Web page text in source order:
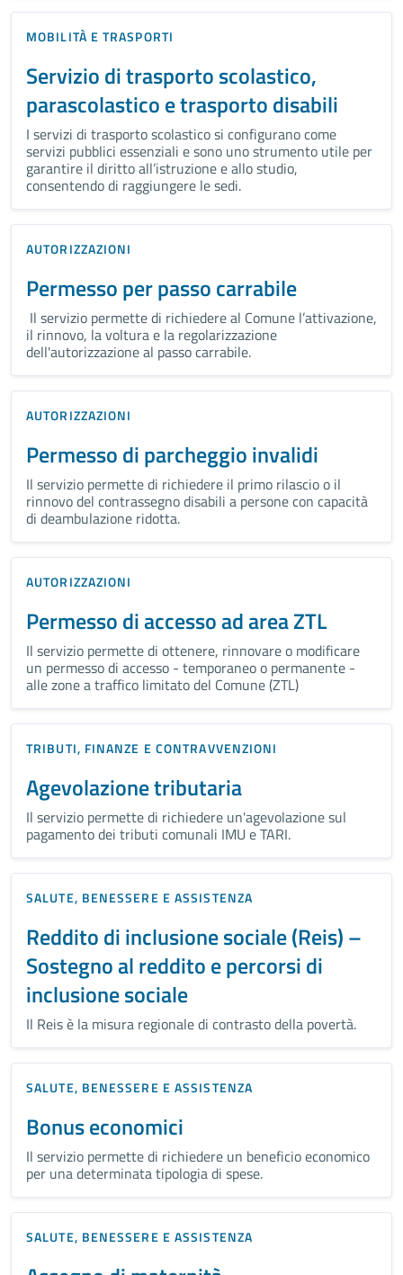
MOBILITÀ E TRASPORTI
Servizio di trasporto scolastico,
parascolastico e trasporto disabili
I servizi di trasporto scolastico si configurano come
servizi pubblici essenziali e sono uno strumento utile per
garantire il diritto all’istruzione e allo studio,
consentendo di raggiungere le sedi.
AUTORIZZAZIONI
Permesso per passo carrabile
Il servizio permette di richiedere al Comune l’attivazione,
il rinnovo, la voltura e la regolarizzazione
dell'autorizzazione al passo carrabile.
AUTORIZZAZIONI
Permesso di parcheggio invalidi
Il servizio permette di richiedere il primo rilascio o il
rinnovo del contrassegno disabili a persone con capacità
di deambulazione ridotta.
AUTORIZZAZIONI
Permesso di accesso ad area ZTL
Il servizio permette di ottenere, rinnovare o modificare
un permesso di accesso - temporaneo o permanente -
alle zone a traffico limitato del Comune (ZTL)
TRIBUTI, FINANZE E CONTRAVVENZIONI
Agevolazione tributaria
Il servizio permette di richiedere un'agevolazione sul
pagamento dei tributi comunali IMU e TARI.
SALUTE, BENESSERE E ASSISTENZA
Reddito di inclusione sociale (Reis) –
Sostegno al reddito e percorsi di
inclusione sociale
Il Reis è la misura regionale di contrasto della povertà.
SALUTE, BENESSERE E ASSISTENZA
Bonus economici
Il servizio permette di richiedere un beneficio economico
per una determinata tipologia di spese.
SALUTE, BENESSERE E ASSISTENZA